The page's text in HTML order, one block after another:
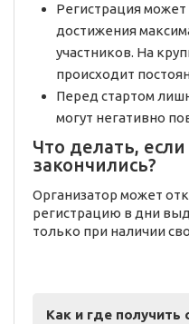
Регистрация может
достижения
участников. На
происходит
Перед стартом
могут негативно
Что делать,
закончились?
Организатор может
регистрацию в дни
только при наличии
Как и где получить